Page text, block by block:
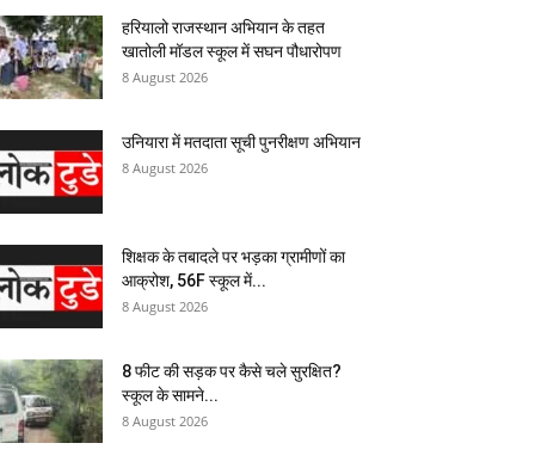
हरियालो राजस्थान अभियान के तहत
खातोली मॉडल स्कूल में सघन पौधारोपण
8 August 2026
उनियारा में मतदाता सूची पुनरीक्षण अभियान
8 August 2026
शिक्षक के तबादले पर भड़का ग्रामीणों का
आक्रोश, 56F स्कूल में...
8 August 2026
8 फीट की सड़क पर कैसे चले सुरक्षित?
स्कूल के सामने...
8 August 2026